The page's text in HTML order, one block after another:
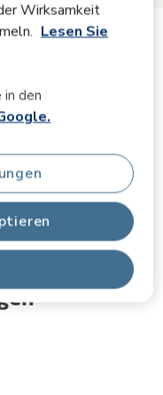
Wirksamkeit
Lesen Sie
den